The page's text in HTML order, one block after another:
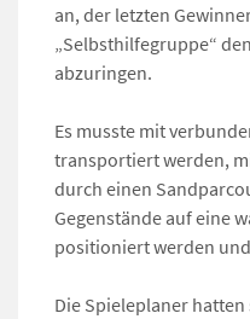
an, der letzten
„Selbsthilfegruppe“
abzuringen.
Es musste mit
transportiert werden,
durch einen
Gegenstände auf eine
positioniert werden
Die Spieleplaner